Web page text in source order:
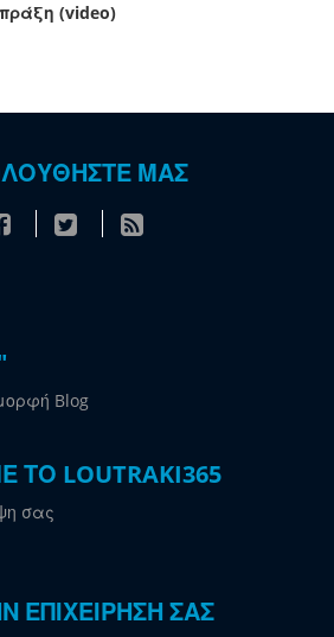
(video)
ΜΑΣ
Blog
ΤΟ LOUTRAKI365
σας
ΕΠΙΧΕΙΡΗΣΗ ΣΑΣ